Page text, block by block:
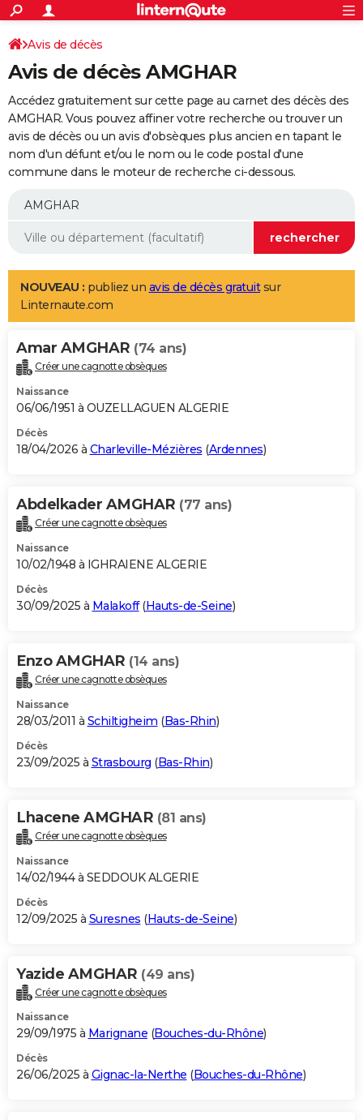
ACTUALITÉS
Politique
Société
Faits Divers
Education
Monde
Villes
+
SPORT
Coupe du monde 2026
Football
Tennis
Cyclisme
Rugby
Forum
Programme TV
TNT
Streaming
Cinéma
Sorties cinéma
Musique
+
FINANCE
Retraite
Epargne
Immobilier
Risques naturels par ville
Banque
Assurance
AUTO
Essais
Réserver un essai
Citadines
Berlines
SUV
Forum auto
+
Mobiles
Meilleur smartphone
Internet
Ordinateurs
Jeux vidéo
Guide high-tech
Aménagement intérieur
LIFESTYLE
Art de vivre
Bien-être
Loisirs
Mode
Modes de vie
Alimentation
Guide de la santé
Maladies
Médicaments
Sommeil
VOYAGE
Destinations
City break
Voyage nature
Voyage de noces
Forum
Climat
+PHOTO
GUIDES D'ACHAT
BONS PLANS
Carte de Noël
Carte Bonne année
Carte Saint-Valentin
Carte Pâques
Carte d'anniversaire
DICTIONNAIRE
Dictionnaire
Biographies
Citations
Expressions
Proverbes
PROGRAMME TV
S'inscrire
Se connecter
Lycées
Collèges
Primaires
Universités
Entreprises
Service militaire
Avis de recherche
AVIS DE DÉCÈS
Bricolage
Lifestyle
Culture
Sport
Auto
Television
Voyage
Cinema
Avis de décès
Avis de décès AMGHAR
Accédez gratuitement sur cette page au carnet des décès des
AMGHAR. Vous pouvez affiner votre recherche ou trouver un
avis de décès ou un avis d'obsèques plus ancien en tapant le
nom d'un défunt et/ou le nom ou le code postal d'une
commune dans le moteur de recherche ci-dessous.
NOUVEAU : publiez un avis de décès gratuitsur
Linternaute.com
Amar AMGHAR (74 ans)
Créer une cagnotte obsèques
Naissance
06/06/1951 à OUZELLAGUEN ALGERIE
Décès
18/04/2026 à Charleville-Mézières (Ardennes)
Abdelkader AMGHAR (77 ans)
Créer une cagnotte obsèques
Naissance
10/02/1948 à IGHRAIENE ALGERIE
Décès
30/09/2025 à Malakoff(Hauts-de-Seine)
Enzo AMGHAR (14 ans)
Créer une cagnotte obsèques
Naissance
28/03/2011 à Schiltigheim (Bas-Rhin)
Décès
23/09/2025 à Strasbourg (Bas-Rhin)
Lhacene AMGHAR (81 ans)
Créer une cagnotte obsèques
Naissance
14/02/1944 à SEDDOUK ALGERIE
Décès
12/09/2025 à Suresnes (Hauts-de-Seine)
Yazide AMGHAR (49 ans)
Créer une cagnotte obsèques
Naissance
29/09/1975 à Marignane (Bouches-du-Rhône)
Décès
26/06/2025 à Gignac-la-Nerthe (Bouches-du-Rhône)